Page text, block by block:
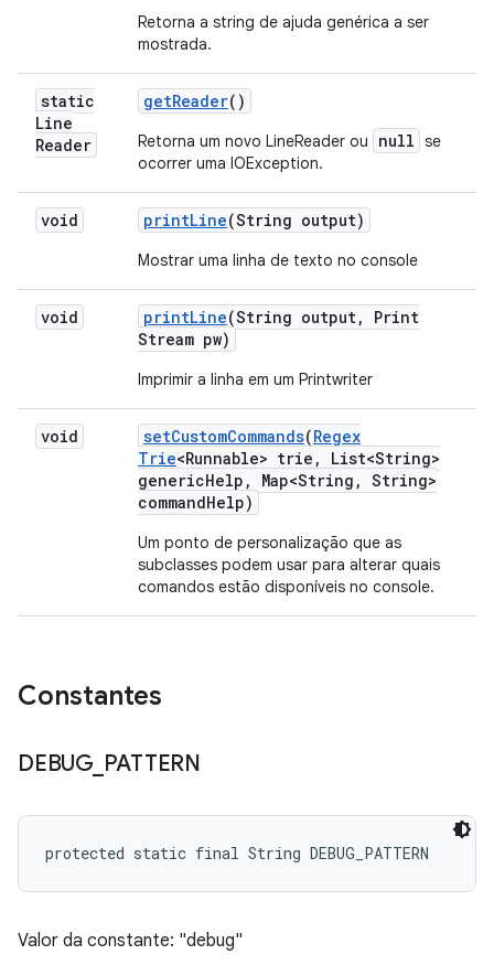
Retorna a string de ajuda genérica a ser
mostrada.
static
Line
Reader
getReader()
Retorna um novo LineReader ou null se
ocorrer uma IOException.
void printLine(String output)
Mostrar uma linha de texto no console
void printLine(String output,
Print
Stream pw)
Imprimir a linha em um Printwriter
void setCustomCommands(Regex
Trie<Runnable> trie ,
List<String>
genericHelp , Map<String , String>
commandHelp)
Um ponto de personalização que as
subclasses podem usar para alterar quais
comandos estão disponíveis no console.
Constantes
DEBUG_ PATTERN
protected static final String DEBUG_PATTERN
Valor da constante: "debug"